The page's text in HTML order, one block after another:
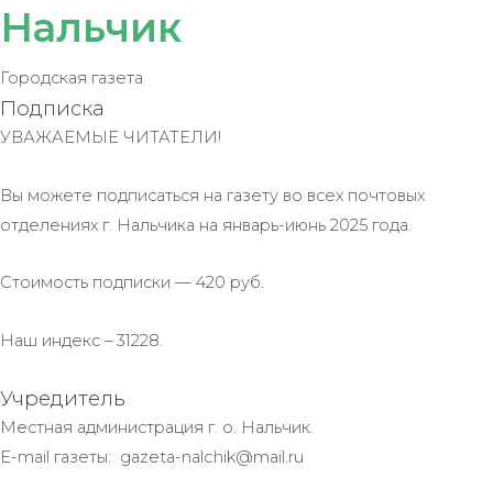
Нальчик
Городская газета
Подписка
УВАЖАЕМЫЕ ЧИТАТЕЛИ!
Вы можете подписаться на газету во всех почтовых
отделениях г. Нальчика на январь-июнь 2025 года.
Стоимость подписки — 420 руб.
Наш индекс – 31228.
Учредитель
Местная администрация г. о. Нальчик.
E-mail газеты: gazeta-nalchik@mail.ru